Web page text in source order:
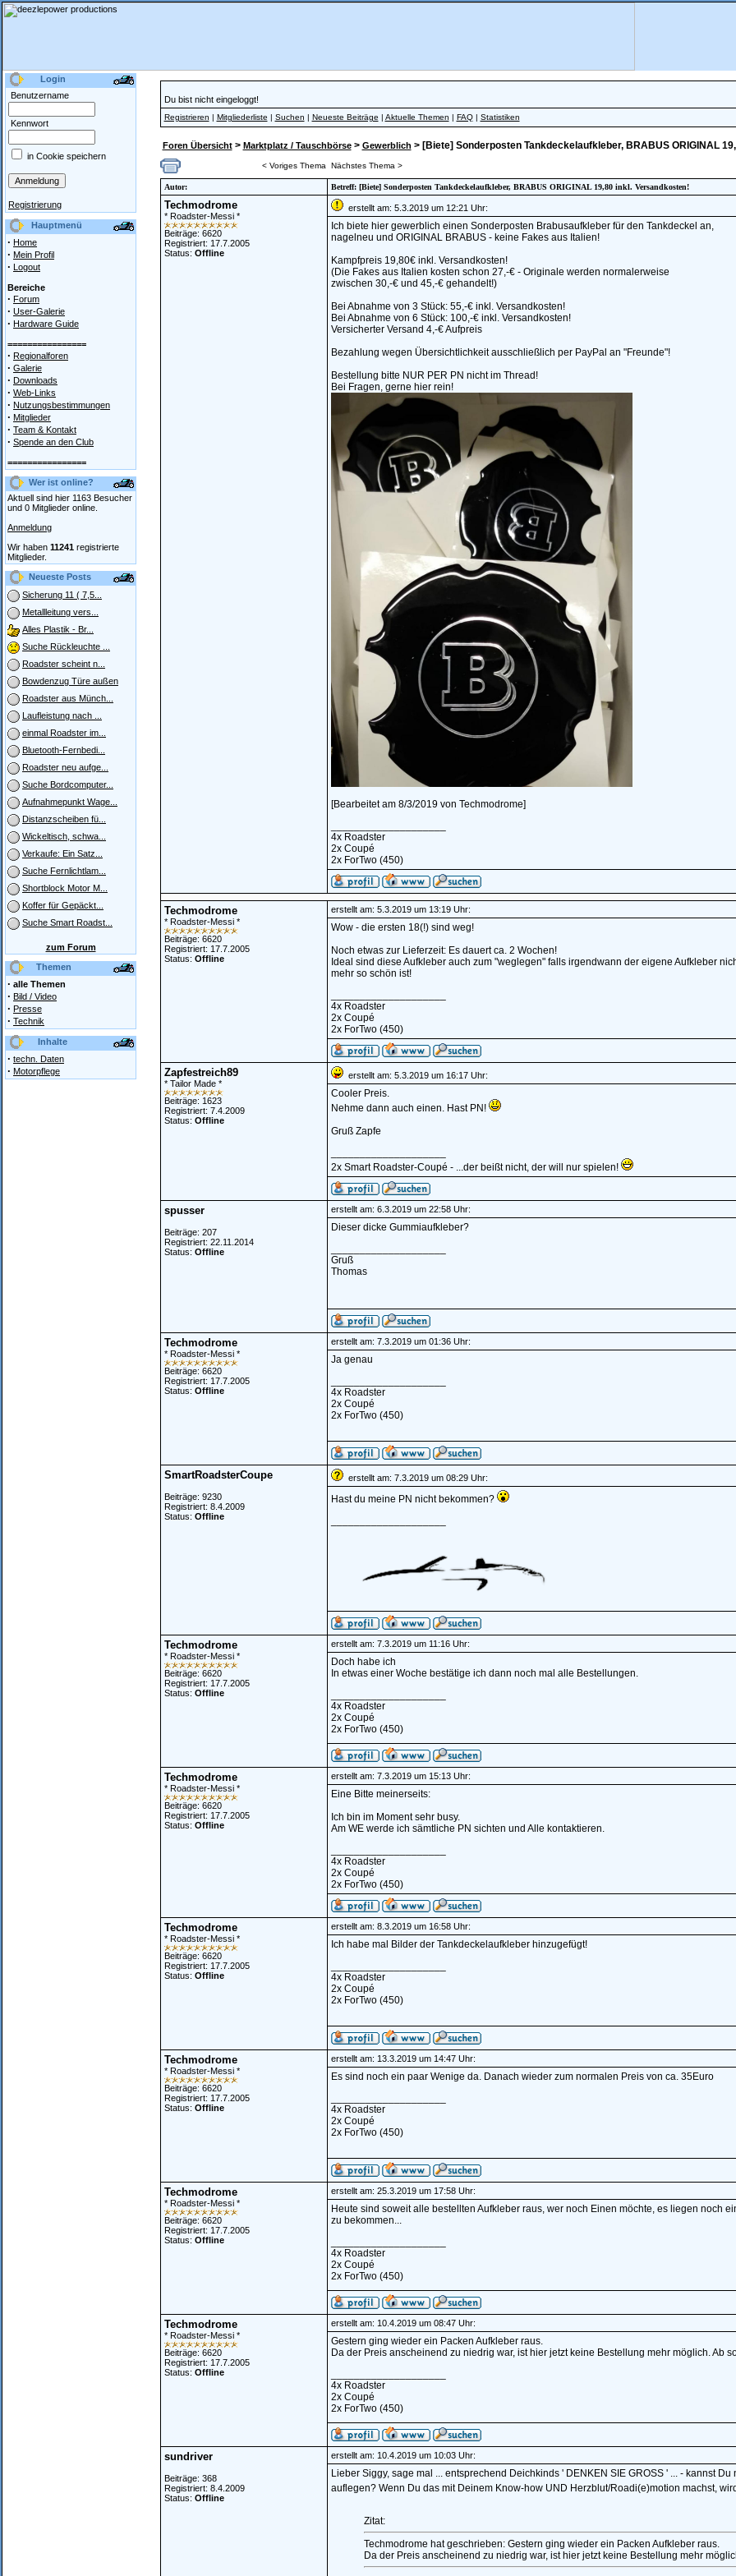
Login
Benutzername
Kennwort
in Cookie speichern
Registrierung
Hauptmenü
· Home
· Mein Profil
· Logout
Bereiche
· Forum
· User-Galerie
· Hardware Guide
================
· Regionalforen
· Galerie
· Downloads
· Web-Links
· Nutzungsbestimmungen
· Mitglieder
· Team & Kontakt
· Spende an den Club
================
Wer ist online?
Aktuell sind hier 1163 Besucher
und 0 Mitglieder online.
Anmeldung
Wir haben 11241 registrierte
Mitglieder.
Neueste Posts
Sicherung 11 ( 7,5...
Metallleitung vers...
Alles Plastik - Br...
Suche Rückleuchte ...
Roadster scheint n...
Bowdenzug Türe außen
Roadster aus Münch...
Laufleistung nach ...
einmal Roadster im...
Bluetooth-Fernbedi...
Roadster neu aufge...
Suche Bordcomputer...
Aufnahmepunkt Wage...
Distanzscheiben fü...
Wickeltisch, schwa...
Verkaufe: Ein Satz...
Suche Fernlichtlam...
Shortblock Motor M...
Koffer für Gepäckt...
Suche Smart Roadst...
zum Forum
Themen
· alle Themen
· Bild / Video
· Presse
· Technik
Inhalte
· techn. Daten
· Motorpflege
Du bist nicht eingeloggt!
Registrieren | Mitgliederliste | Suchen | Neueste Beiträge | Aktuelle Themen | FAQ| Statistiken
Foren Übersicht> Marktplatz / Tauschbörse> Gewerblich > [Biete] Sonderposten Tankdeckelaufkleber, BRABUS ORIGINAL
< Voriges Thema Nächstes Thema >
Autor: Betreff: [Biete] Sonderposten Tankdeckelaufkleber, BRABUS ORIGINAL 19,80 inkl. Versandkosten!
Techmodrome
* Roadster-Messi *
Beiträge: 6620
Registriert: 17.7.2005
Status: Offline
erstellt am: 5.3.2019 um 12:21 Uhr:
Ich biete hier gewerblich einen Sonderposten Brabusaufkleber für den Tankdeckel an,
nagelneu und ORIGINAL BRABUS - keine Fakes aus Italien!
Kampfpreis 19,80€ inkl. Versandkosten!
(Die Fakes aus Italien kosten schon 27,-€ - Originale werden normalerweise
zwischen 30,-€ und 45,-€ gehandelt!)
Bei Abnahme von 3 Stück: 55,-€ inkl. Versandkosten!
Bei Abnahme von 6 Stück: 100,-€ inkl. Versandkosten!
Versicherter Versand 4,-€ Aufpreis
Bezahlung wegen Übersichtlichkeit ausschließlich per PayPal an "Freunde"!
Bestellung bitte NUR PER PN nicht im Thread!
Bei Fragen, gerne hier rein!
[Bearbeitet am 8/3/2019 von Techmodrome]
4x Roadster
2x Coupé
2x ForTwo (450)
Techmodrome
* Roadster-Messi *
Beiträge: 6620
Registriert: 17.7.2005
Status: Offline
erstellt am: 5.3.2019 um 13:19 Uhr:
Wow - die ersten 18(!) sind weg!
Noch etwas zur Lieferzeit: Es dauert ca. 2 Wochen!
Ideal sind diese Aufkleber auch zum "weglegen" falls irgendwann der eigene Aufkleber
mehr so schön ist!
4x Roadster
2x Coupé
2x ForTwo (450)
Zapfestreich89
* Tailor Made *
Beiträge: 1623
Registriert: 7.4.2009
Status: Offline
erstellt am: 5.3.2019 um 16:17 Uhr:
Cooler Preis.
Nehme dann auch einen. Hast PN!
Gruß Zapfe
2x Smart Roadster-Coupé - ...der beißt nicht, der will nur spielen!
spusser
Beiträge: 207
Registriert: 22.11.2014
Status: Offline
erstellt am: 6.3.2019 um 22:58 Uhr:
Dieser dicke Gummiaufkleber?
Gruß
Thomas
Techmodrome
* Roadster-Messi *
Beiträge: 6620
Registriert: 17.7.2005
Status: Offline
erstellt am: 7.3.2019 um 01:36 Uhr:
Ja genau
4x Roadster
2x Coupé
2x ForTwo (450)
SmartRoadsterCoupe
Beiträge: 9230
Registriert: 8.4.2009
Status: Offline
erstellt am: 7.3.2019 um 08:29 Uhr:
Hast du meine PN nicht bekommen?
Techmodrome
* Roadster-Messi *
Beiträge: 6620
Registriert: 17.7.2005
Status: Offline
erstellt am: 7.3.2019 um 11:16 Uhr:
Doch habe ich
In etwas einer Woche bestätige ich dann noch mal alle Bestellungen.
4x Roadster
2x Coupé
2x ForTwo (450)
Techmodrome
* Roadster-Messi *
Beiträge: 6620
Registriert: 17.7.2005
Status: Offline
erstellt am: 7.3.2019 um 15:13 Uhr:
Eine Bitte meinerseits:
Ich bin im Moment sehr busy.
Am WE werde ich sämtliche PN sichten und Alle kontaktieren.
4x Roadster
2x Coupé
2x ForTwo (450)
Techmodrome
* Roadster-Messi *
Beiträge: 6620
Registriert: 17.7.2005
Status: Offline
erstellt am: 8.3.2019 um 16:58 Uhr:
Ich habe mal Bilder der Tankdeckelaufkleber hinzugefügt!
4x Roadster
2x Coupé
2x ForTwo (450)
Techmodrome
* Roadster-Messi *
Beiträge: 6620
Registriert: 17.7.2005
Status: Offline
erstellt am: 13.3.2019 um 14:47 Uhr:
Es sind noch ein paar Wenige da. Danach wieder zum normalen Preis von ca. 35Euro
4x Roadster
2x Coupé
2x ForTwo (450)
Techmodrome
* Roadster-Messi *
Beiträge: 6620
Registriert: 17.7.2005
Status: Offline
erstellt am: 25.3.2019 um 17:58 Uhr:
Heute sind soweit alle bestellten Aufkleber raus, wer noch Einen möchte, es liegen noch
zu bekommen...
4x Roadster
2x Coupé
2x ForTwo (450)
Techmodrome
* Roadster-Messi *
Beiträge: 6620
Registriert: 17.7.2005
Status: Offline
erstellt am: 10.4.2019 um 08:47 Uhr:
Gestern ging wieder ein Packen Aufkleber raus.
Da der Preis anscheinend zu niedrig war, ist hier jetzt keine Bestellung mehr möglich. Ab
4x Roadster
2x Coupé
2x ForTwo (450)
sundriver
Beiträge: 368
Registriert: 8.4.2009
Status: Offline
erstellt am: 10.4.2019 um 10:03 Uhr:
Lieber Siggy, sage mal ... entsprechend Deichkinds ' DENKEN SIE GROSS ' ... - kannst
auflegen? Wenn Du das mit Deinem Know-how UND Herzblut/Roadi(e)motion machst,
Zitat:
Techmodrome hat geschrieben: Gestern ging wieder ein Packen Aufkleber raus.
Da der Preis anscheinend zu niedrig war, ist hier jetzt keine Bestellung mehr